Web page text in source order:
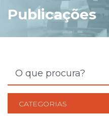
Publicações
CATEGORIAS